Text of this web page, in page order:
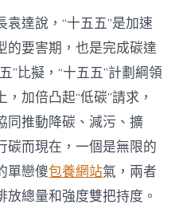
中
國
舉
動〉
中
達說，“十五五”是加速
的要害期，也是完成碳達
”比擬，“十五五”計劃綱領
加倍凸起“低碳”請求，
同推動降碳、減污、擴
碳而現在，一個是無限的
單戀傻包養網站氣，兩者
總量和強度雙把持度。